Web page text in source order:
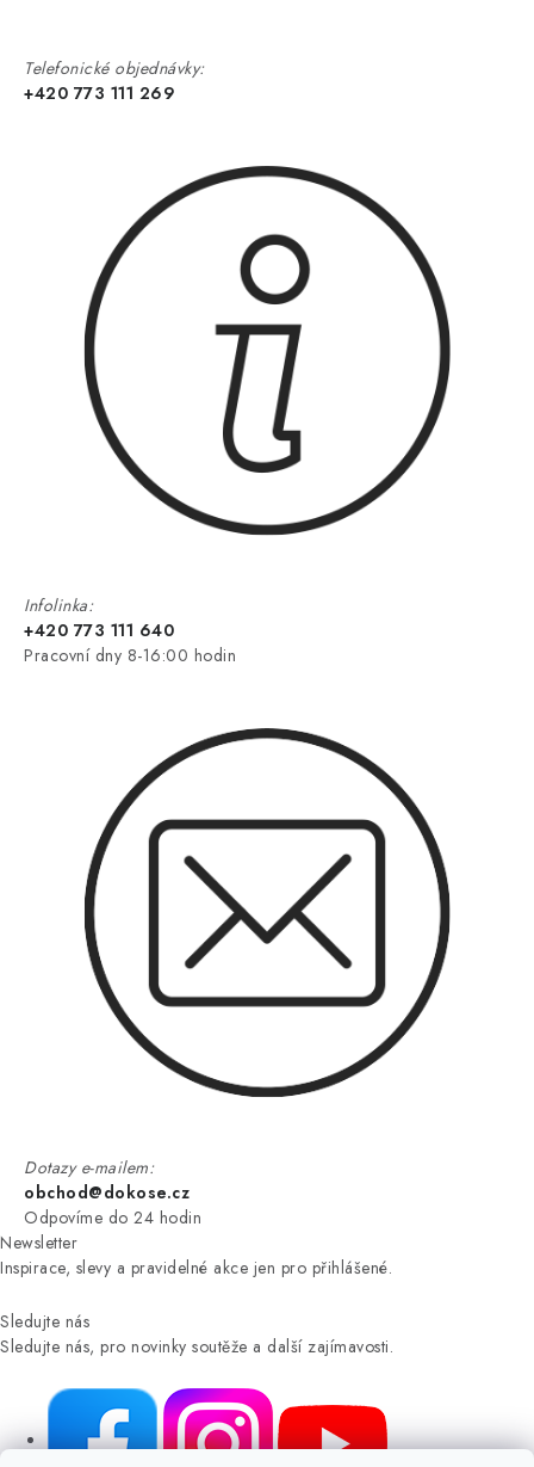
Telefonické objednávky:
+420 773 111 269
Infolinka:
+420 773 111 640
Pracovní dny 8-16:00 hodin
Dotazy e-mailem:
obchod@dokose.cz
Odpovíme do 24 hodin
Newsletter
Inspirace, slevy a pravidelné akce jen pro přihlášené.
Sledujte nás
Sledujte nás, pro novinky soutěže a další zajímavosti.